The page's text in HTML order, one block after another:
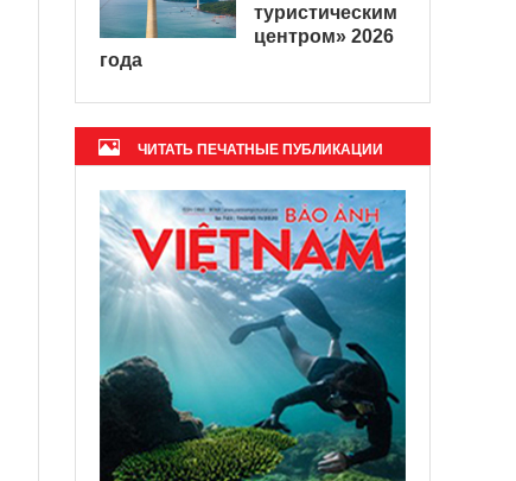
туристическим
центром» 2026
года
ЧИТАТЬ ПЕЧАТНЫЕ ПУБЛИКАЦИИ